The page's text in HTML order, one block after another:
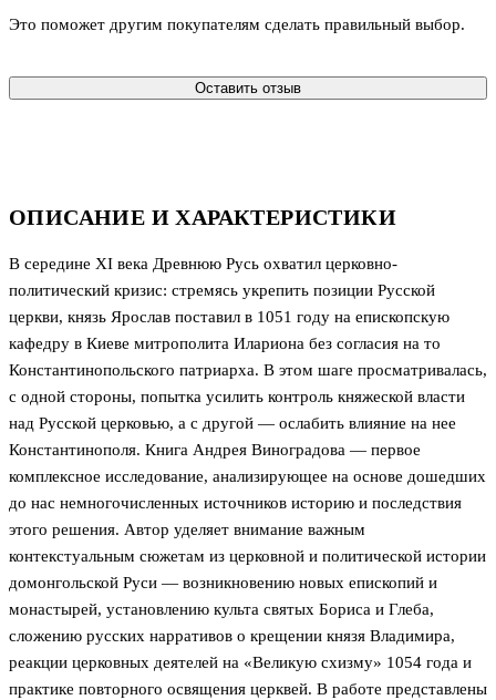
ОПИСАНИЕ И ХАРАКТЕРИСТИКИ
В середине XI века Древнюю Русь охватил церковно-
политический кризис: стремясь укрепить позиции Русской
церкви, князь Ярослав поставил в 1051 году на епископскую
кафедру в Киеве митрополита Илариона без согласия на то
Константинопольского патриарха. В этом шаге просматривалась,
с одной стороны, попытка усилить контроль княжеской власти
над Русской церковью, а с другой — ослабить влияние на нее
Константинополя. Книга Андрея Виноградова — первое
комплексное исследование, анализирующее на основе дошедших
до нас немногочисленных источников историю и последствия
этого решения. Автор уделяет внимание важным
контекстуальным сюжетам из церковной и политической истории
домонгольской Руси — возникновению новых епископий и
монастырей, установлению культа святых Бориса и Глеба,
сложению русских нарративов о крещении князя Владимира,
реакции церковных деятелей на «Великую схизму» 1054 года и
практике повторного освящения церквей. В работе представлены
Это поможет другим покупателям сделать правильный выбор.
Оставить отзыв